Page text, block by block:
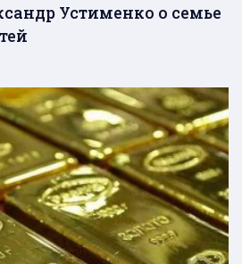
Устименко о семье